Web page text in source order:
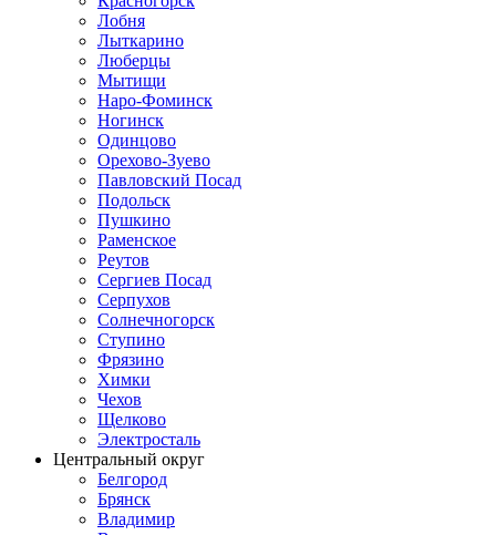
Лобня
Лыткарино
Люберцы
Мытищи
Наро-Фоминск
Ногинск
Одинцово
Орехово-Зуево
Павловский Посад
Подольск
Пушкино
Раменское
Реутов
Сергиев Посад
Серпухов
Солнечногорск
Ступино
Фрязино
Химки
Чехов
Щелково
Электросталь
Центральный округ
Белгород
Брянск
Владимир